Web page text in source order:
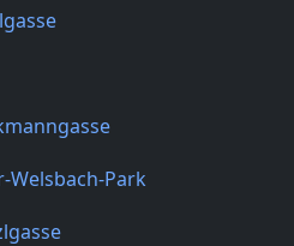
Welsbach-Park